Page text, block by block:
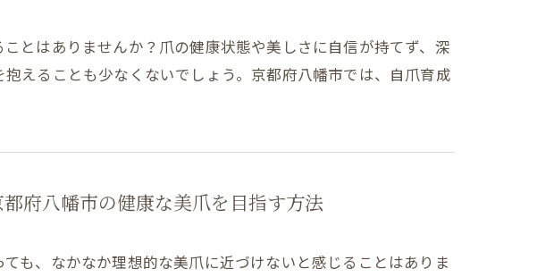
とはありませんか？爪の健康状態や美しさに自信が持てず、深
えることも少なくないでしょう。京都府八幡市では、自爪育成
府八幡市の健康な美爪を目指す方法
も、なかなか理想的な美爪に近づけないと感じることはありま